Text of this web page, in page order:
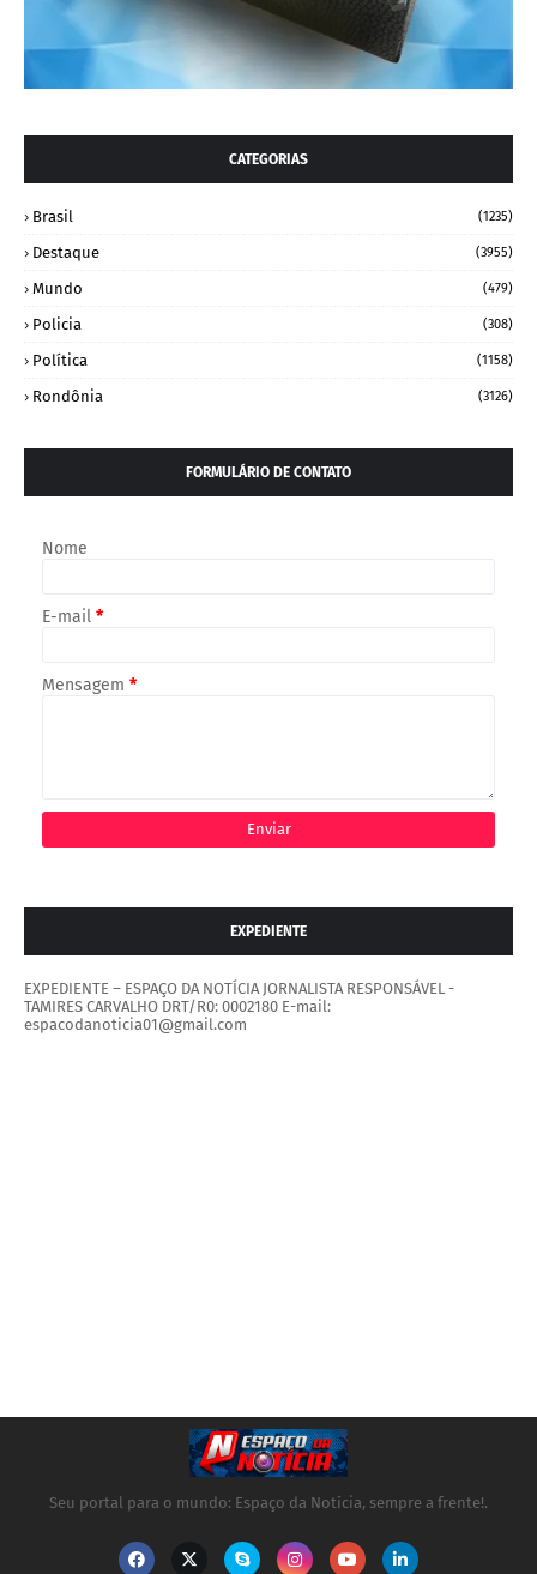
CATEGORIAS
Brasil (1235)
Destaque (3955)
Mundo (479)
Policia (308)
Política (1158)
Rondônia (3126)
FORMULÁRIO DE CONTATO
Nome
E-mail *
Mensagem *
EXPEDIENTE
EXPEDIENTE – ESPAÇO DA NOTÍCIA JORNALISTA RESPONSÁVEL -
TAMIRES CARVALHO DRT/R0: 0002180 E-mail:
espacodanoticia01@gmail.com
Seu portal para o mundo: Espaço da Notícia, sempre a frente!.